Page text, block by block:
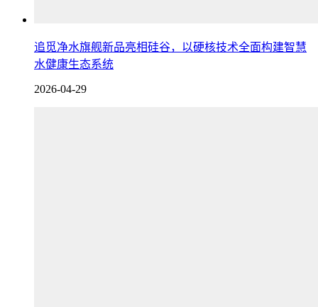
追觅净水旗舰新品亮相硅谷，以硬核技术全面构建智慧
水健康生态系统
2026-04-29